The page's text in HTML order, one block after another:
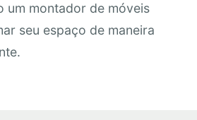
um montador de móveis
seu espaço de maneira